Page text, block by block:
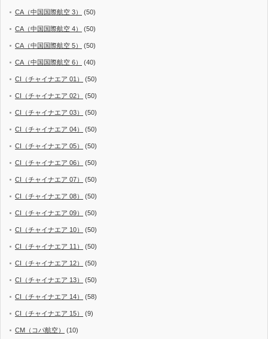
CA（中国国際航空 3） (50)
CA（中国国際航空 4） (50)
CA（中国国際航空 5） (50)
CA（中国国際航空 6） (40)
CI（チャイナエア 01） (50)
CI（チャイナエア 02） (50)
CI（チャイナエア 03） (50)
CI（チャイナエア 04） (50)
CI（チャイナエア 05） (50)
CI（チャイナエア 06） (50)
CI（チャイナエア 07） (50)
CI（チャイナエア 08） (50)
CI（チャイナエア 09） (50)
CI（チャイナエア 10） (50)
CI（チャイナエア 11） (50)
CI（チャイナエア 12） (50)
CI（チャイナエア 13） (50)
CI（チャイナエア 14） (58)
CI（チャイナエア 15） (9)
CM（コパ航空） (10)